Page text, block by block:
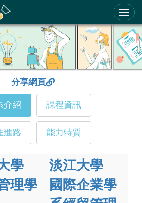
育才輔助系統
分享網頁
介紹 課程資訊
進路 能力特質
學
理學
淡江大學
國際企業學